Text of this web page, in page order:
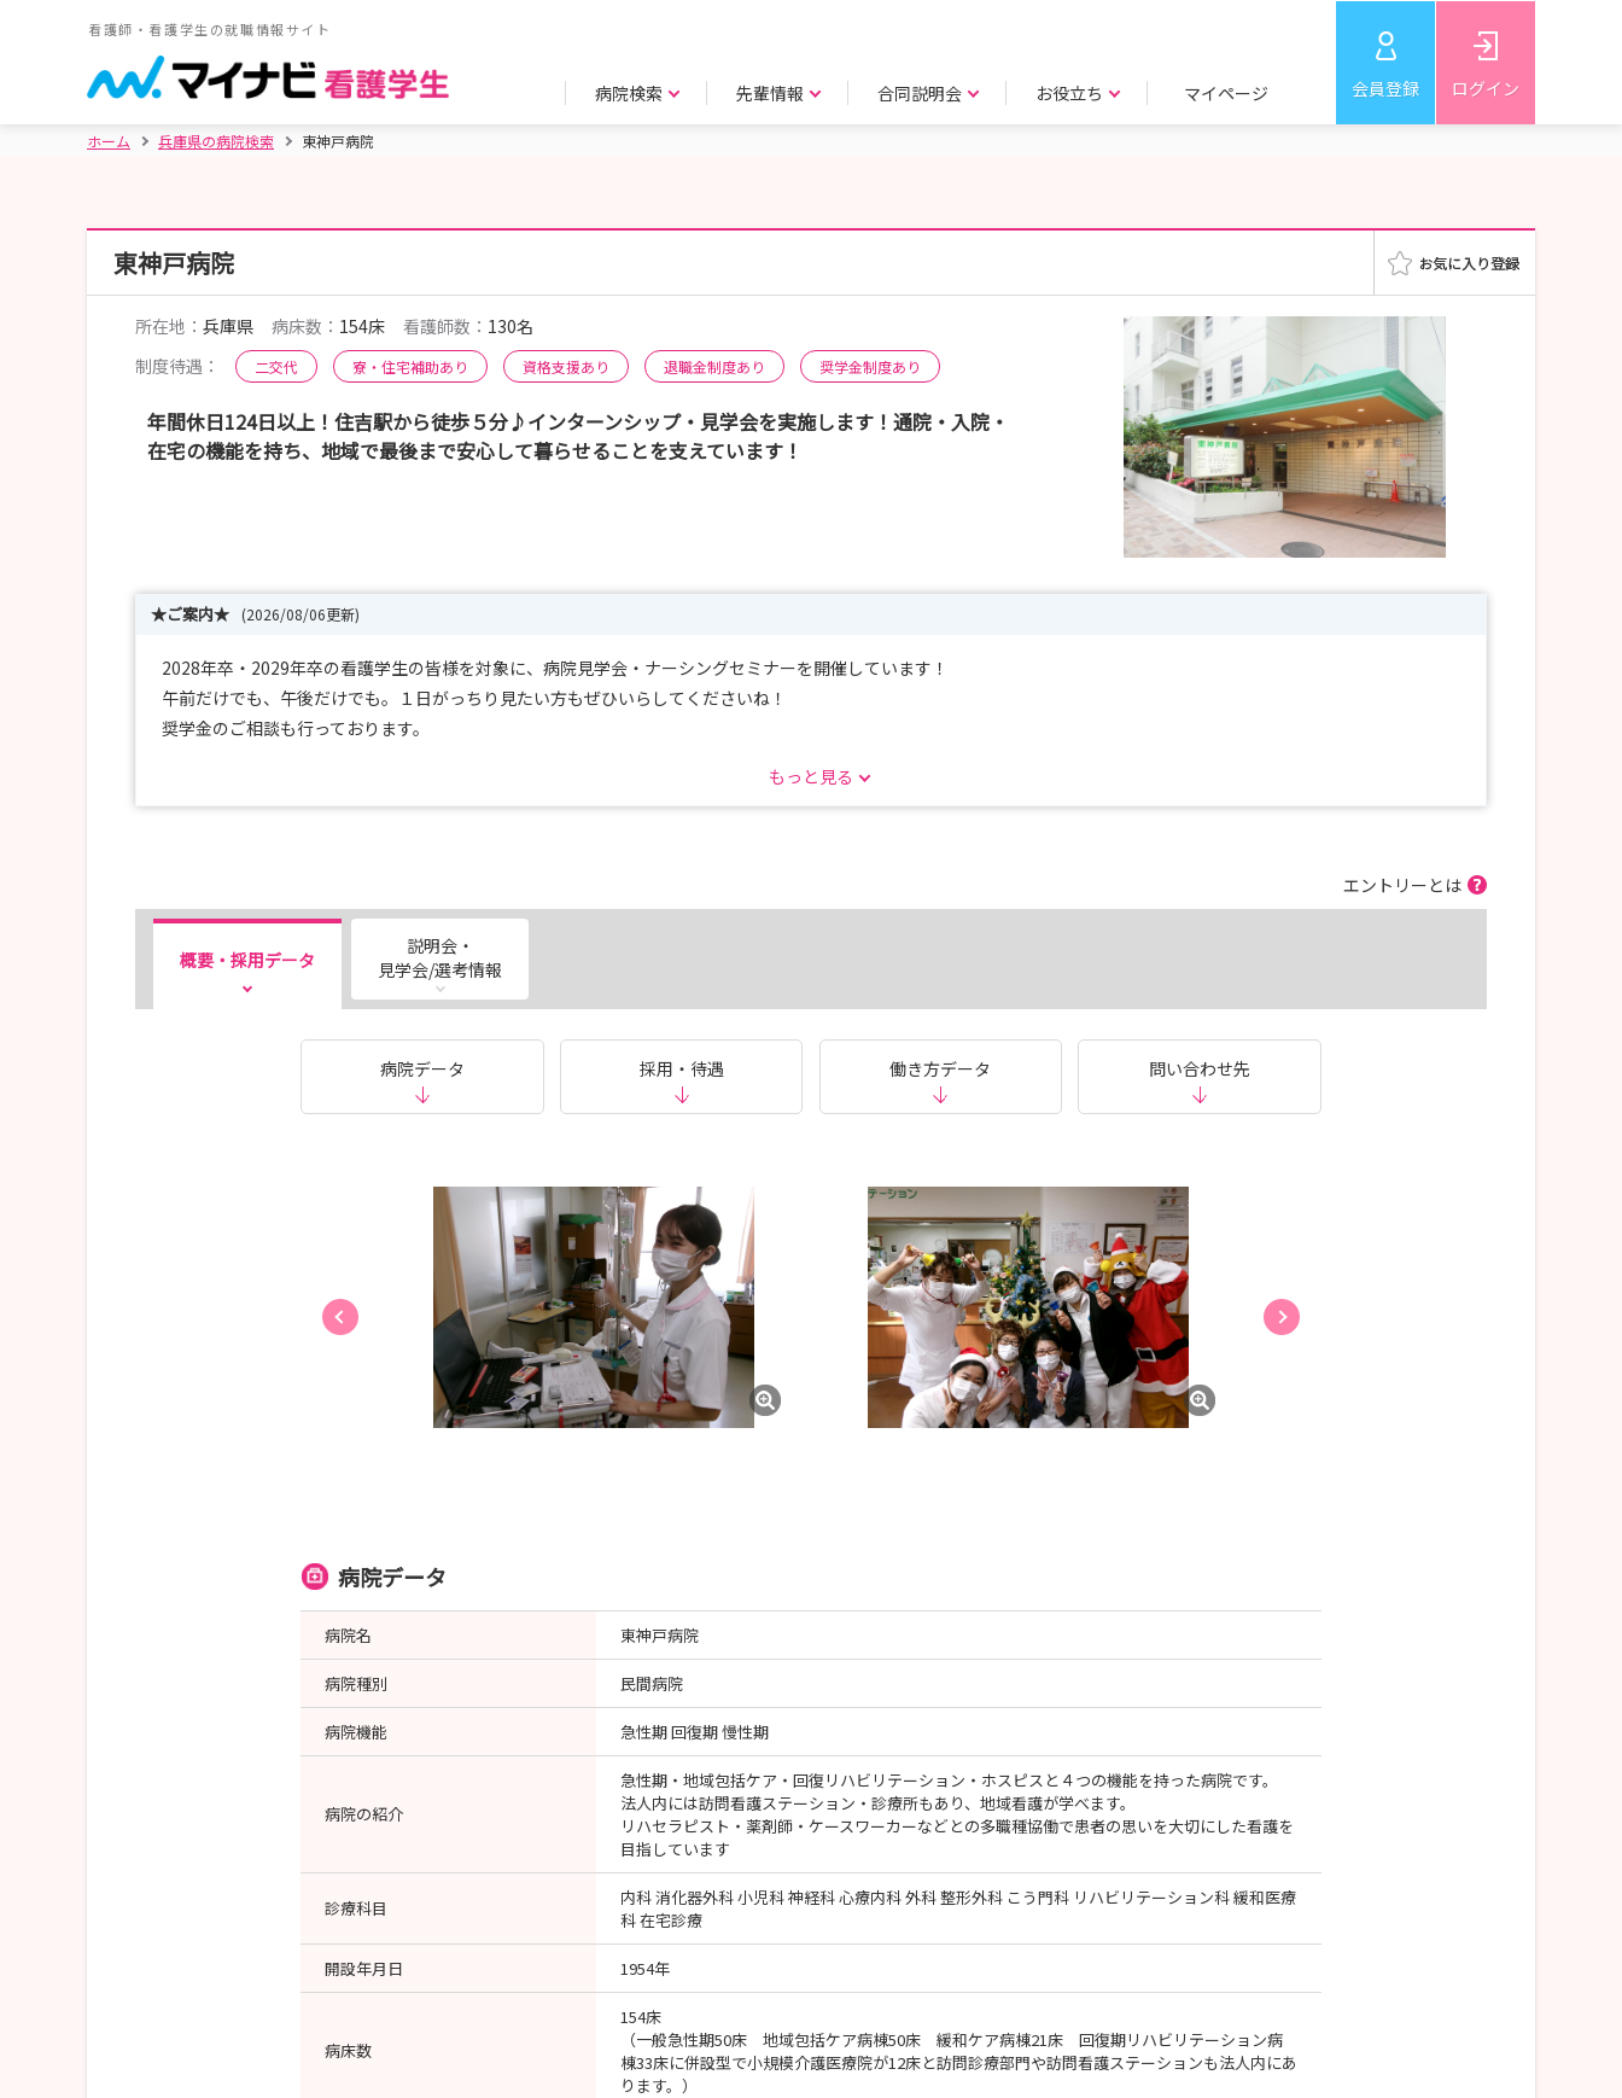
看護師・看護学生の就職情報サイト
病院検索 先輩情報 合同説明会 お役立ち マイページ 会員登録 ログイン
ホーム 兵庫県の病院検索 東神戸病院
東神戸病院
所在地： 兵庫県 病床数： 154床 看護師数： 130名
制度待遇：
二交代 寮・住宅補助あり 資格支援あり 退職金制度あり 奨学金制度あり
年間休日124日以上！住吉駅から徒歩５分♪インターンシップ・見学会を実施します！通院・入院・
在宅の機能を持ち、地域で最後まで安心して暮らせることを支えています！
★ご案内★ (2026/08/06更新)
2028年卒・2029年卒の看護学生の皆様を対象に、病院見学会・ナーシングセミナーを開催しています！
午前だけでも、午後だけでも。１日がっちり見たい方もぜひいらしてくださいね！
奨学金のご相談も行っております。
【日時】毎月第1土曜日 9時または10時
病院見学を実施しております！
まずは見学、病院の雰囲気を見たい方はぜひ見学に来てください！
ご応募お待ちしております！
お申込みはこちら↓
希望する病棟で、当院の看護師とペアで看護業務の体験ができます！
【日時】随時受付（申込後、要相談）
【対象】2028年卒・2029年卒の看護学生
●奨学金制度のご案内●
よりよい医療・看護を進めたいと考える看護学生を対象に、充実した学生生活を送るため、そして学生生活を支えるために設置された修学資金援助制度です。
月額40000円または60000円を貸与。
ただし卒業後に下記条件に該当の場合は返済免除します。
・40000円の貸付の場合
奨学金の貸付期間に相当する期間、正職員として東神戸病院または、法人内の診療所・訪問看護ステーションに勤務した場合は返済免除。
・60000円の貸付の場合
奨学金の貸付期間に1.5を乗じた期間に相当する期間、正職員として東神戸病院または、法人内の診療所・訪問看護ステーションに勤務した場合返済免除。
奨学金制度には書類・面接での選考があります。
もっと見る
エントリーとは
概要・採用データ
説明会・
見学会/選考情報
病院データ 採用・待遇 働き方データ 問い合わせ先
病院データ
病院名 東神戸病院
病院種別 民間病院
病院機能 急性期 回復期 慢性期
病院の紹介
急性期・地域包括ケア・回復リハビリテーション・ホスピスと４つの機能を持った病院です。
法人内には訪問看護ステーション・診療所もあり、地域看護が学べます。
リハセラピスト・薬剤師・ケースワーカーなどとの多職種協働で患者の思いを大切にした看護を
目指しています
診療科目
内科 消化器外科 小児科 神経科 心療内科 外科 整形外科 こう門科 リハビリテーション科 緩和医療
科 在宅診療
開設年月日 1954年
病床数
154床
（一般急性期50床 地域包括ケア病棟50床 緩和ケア病棟21床 回復期リハビリテーション病
棟33床に併設型で小規模介護医療院が12床と訪問診療部門や訪問看護ステーションも法人内にあ
ります。）